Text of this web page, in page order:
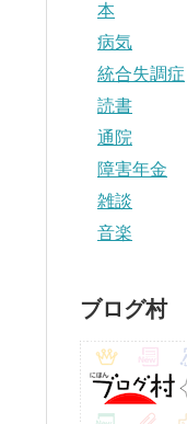
本
病気
統合失調症
読書
通院
障害年金
雑談
音楽
ブログ村